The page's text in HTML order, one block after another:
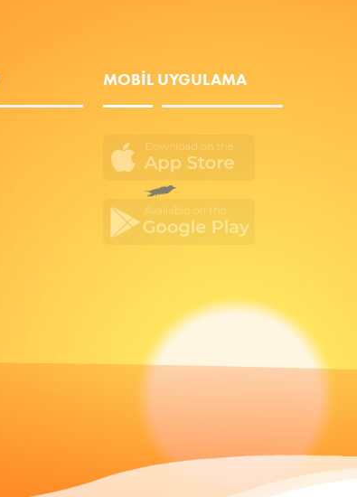
MOBIL UYGULAMA